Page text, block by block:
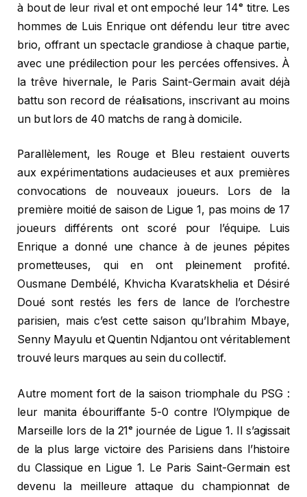
à bout de leur rival et ont empoché leur 14ᵉ titre. Les
hommes de Luis Enrique ont défendu leur titre avec
brio, offrant un spectacle grandiose à chaque partie,
avec une prédilection pour les percées offensives. À
la trêve hivernale, le Paris Saint-Germain avait déjà
battu son record de réalisations, inscrivant au moins
un but lors de 40 matchs de rang à domicile.
Parallèlement, les Rouge et Bleu restaient ouverts
aux expérimentations audacieuses et aux premières
convocations de nouveaux joueurs. Lors de la
première moitié de saison de Ligue 1, pas moins de 17
joueurs différents ont scoré pour l’équipe. Luis
Enrique a donné une chance à de jeunes pépites
prometteuses, qui en ont pleinement profité.
Ousmane Dembélé, Khvicha Kvaratskhelia et Désiré
Doué sont restés les fers de lance de l’orchestre
parisien, mais c’est cette saison qu’Ibrahim Mbaye,
Senny Mayulu et Quentin Ndjantou ont véritablement
trouvé leurs marques au sein du collectif.
Autre moment fort de la saison triomphale du PSG :
leur manita ébouriffante 5-0 contre l’Olympique de
Marseille lors de la 21ᵉ journée de Ligue 1. Il s’agissait
de la plus large victoire des Parisiens dans l’histoire
du Classique en Ligue 1. Le Paris Saint-Germain est
devenu la meilleure attaque du championnat de